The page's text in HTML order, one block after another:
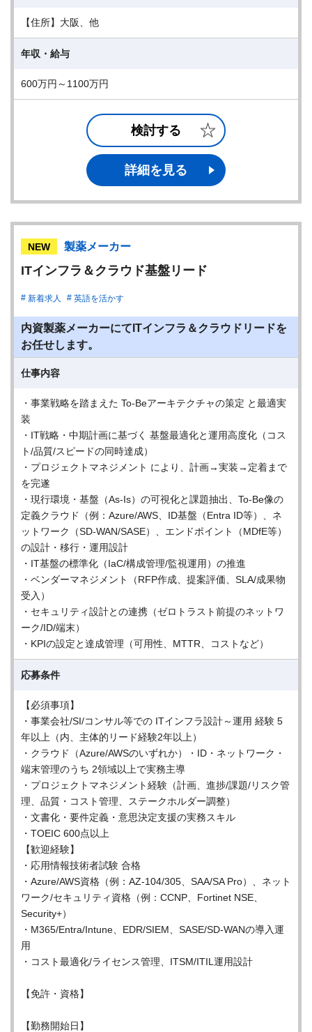
【住所】大阪、他
年収・給与
600万円～1100万円
検討する
詳細を見る
NEW 製薬メーカー
ITインフラ＆クラウド基盤リード
新着求人 英語を活かす
内資製薬メーカーにてITインフラ＆クラウドリードを
お任せします。
仕事内容
・事業戦略を踏まえた To-Beアーキテクチャの策定 と最適実
装
・IT戦略・中期計画に基づく 基盤最適化と運用高度化（コス
ト/品質/スピードの同時達成）
・プロジェクトマネジメント により、計画→実装→定着まで
を完遂
・現行環境・基盤（As-Is）の可視化と課題抽出、To-Be像の
定義クラウド（例：Azure/AWS、ID基盤（Entra ID等）、ネ
ットワーク（SD-WAN/SASE）、エンドポイント（MDfE等）
の設計・移行・運用設計
・IT基盤の標準化（IaC/構成管理/監視運用）の推進
・ベンダーマネジメント（RFP作成、提案評価、SLA/成果物
受入）
・セキュリティ設計との連携（ゼロトラスト前提のネットワ
ーク/ID/端末）
・KPIの設定と達成管理（可用性、MTTR、コストなど）
応募条件
【必須事項】
・事業会社/SI/コンサル等での ITインフラ設計～運用 経験 5
年以上（内、主体的リード経験2年以上）
・クラウド（Azure/AWSのいずれか）・ID・ネットワーク・
端末管理のうち 2領域以上で実務主導
・プロジェクトマネジメント経験（計画、進捗/課題/リスク管
理、品質・コスト管理、ステークホルダー調整）
・文書化・要件定義・意思決定支援の実務スキル
・TOEIC 600点以上
【歓迎経験】
・応用情報技術者試験 合格
・Azure/AWS資格（例：AZ-104/305、SAA/SA Pro）、ネット
ワーク/セキュリティ資格（例：CCNP、Fortinet NSE、
Security+）
・M365/Entra/Intune、EDR/SIEM、SASE/SD-WANの導入運
用
・コスト最適化/ライセンス管理、ITSM/ITIL運用設計
【免許・資格】
【勤務開始日】